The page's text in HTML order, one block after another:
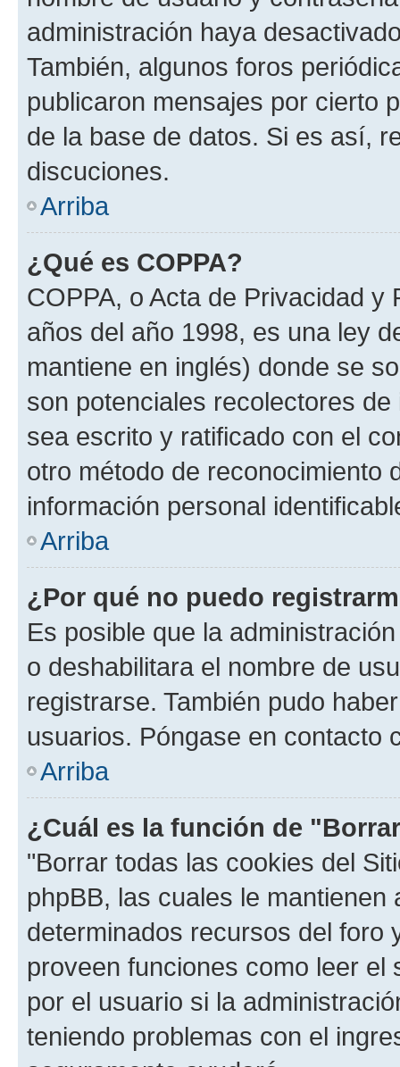
administración haya
También, algunos foros
publicaron mensajes por cierto
de la base de datos. Si es así,
discuciones.
Arriba
¿Qué es COPPA?
COPPA, o Acta de Privacidad
años del año 1998, es una ley
mantiene en inglés) donde se
son potenciales recolectores
sea escrito y ratificado con el
otro método de reconocimiento
información personal
Arriba
¿Por qué no puedo
Es posible que la
o deshabilitara el nombre de
registrarse. También pudo
usuarios. Póngase en contacto
Arriba
¿Cuál es la función de
"Borrar todas las cookies del
phpBB, las cuales le
determinados recursos del foro
proveen funciones como leer el
por el usuario si la
teniendo problemas con el